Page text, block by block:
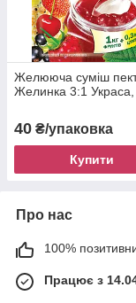
Желююча суміш
Желинка 3:1 Украса,
40 ₴/упаковка
Купити
Про нас
100%
Працює з